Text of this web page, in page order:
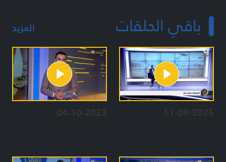
باقي الحلقات المزيد
11-09-2025
04-10-2023